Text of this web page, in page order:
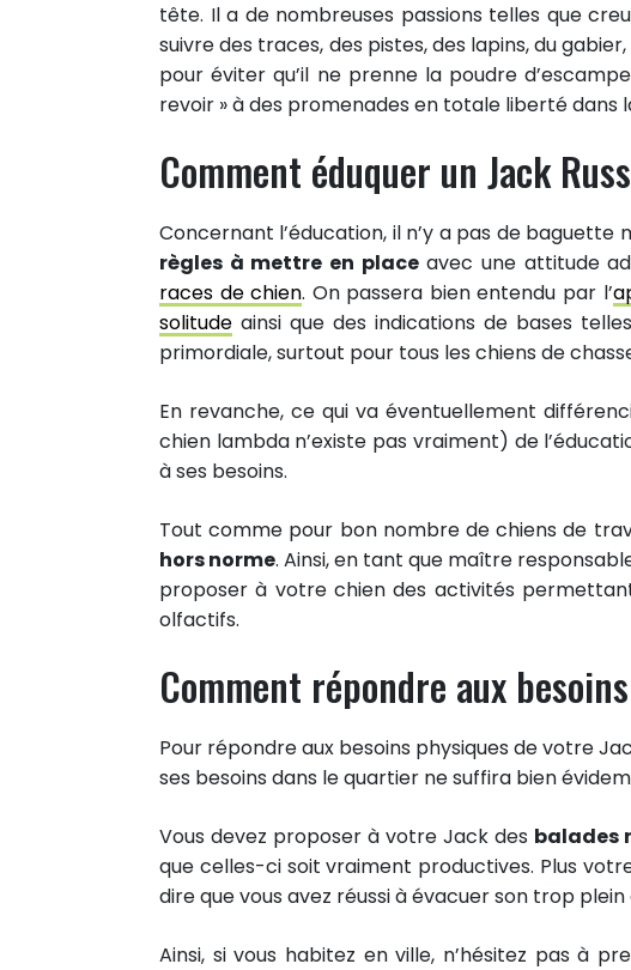
tête. Il a de nombreuses passions telles que
suivre des traces, des pistes, des lapins, du
pour éviter qu’il ne prenne la poudre
revoir » à des promenades en totale liberté dans
Comment éduquer un Jack
Concernant l’éducation, il n’y a pas de baguette
règles à mettre en placeavec une attitude
races de chien. On passera bien entendu par l’
solitude ainsi que des indications de bases
primordiale, surtout pour tous les chiens de
En revanche, ce qui va éventuellement
chien lambda n’existe pas vraiment) de
à ses besoins.
Tout comme pour bon nombre de chiens de
hors norme. Ainsi, en tant que maître
proposer à votre chien des activités
olfactifs.
Comment répondre aux
Pour répondre aux besoins physiques de votre
ses besoins dans le quartier ne suffira bien
Vous devez proposer à votre Jack des balades
que celles-ci soit vraiment productives. Plus
dire que vous avez réussi à évacuer son trop
Ainsi, si vous habitez en ville, n’hésitez pas à